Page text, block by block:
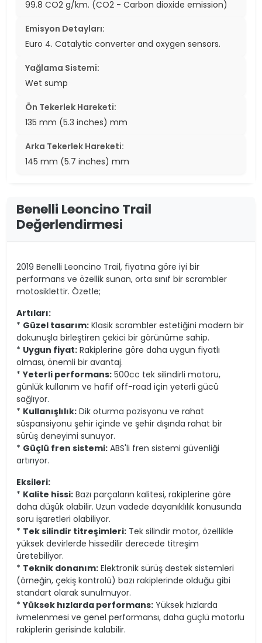
99.8 CO2 g/km. (CO2 - Carbon dioxide emission)
Emisyon Detayları:
Euro 4. Catalytic converter and oxygen sensors.
Yağlama Sistemi:
Wet sump
Ön Tekerlek Hareketi:
135 mm (5.3 inches) mm
Arka Tekerlek Hareketi:
145 mm (5.7 inches) mm
Benelli Leoncino Trail
Değerlendirmesi
2019 Benelli Leoncino Trail, fiyatına göre iyi bir
performans ve özellik sunan, orta sınıf bir scrambler
motosiklettir. Özetle;
Artıları:
* Güzel tasarım: Klasik scrambler estetiğini modern bir
dokunuşla birleştiren çekici bir görünüme sahip.
* Uygun fiyat: Rakiplerine göre daha uygun fiyatlı
olması, önemli bir avantaj.
*Yeterli performans: 500cc tek silindirli motoru,
günlük kullanım ve hafif off-road için yeterli gücü
sağlıyor.
* Kullanışlılık: Dik oturma pozisyonu ve rahat
süspansiyonu şehir içinde ve şehir dışında rahat bir
sürüş deneyimi sunuyor.
* Güçlü fren sistemi: ABS'li fren sistemi güvenliği
artırıyor.
Eksileri:
* Kalite hissi: Bazı parçaların kalitesi, rakiplerine göre
daha düşük olabilir. Uzun vadede dayanıklılık konusunda
soru işaretleri olabiliyor.
* Tek silindir titreşimleri: Tek silindir motor, özellikle
yüksek devirlerde hissedilir derecede titreşim
üretebiliyor.
* Teknik donanım: Elektronik sürüş destek sistemleri
(örneğin, çekiş kontrolü) bazı rakiplerinde olduğu gibi
standart olarak sunulmuyor.
*Yüksek hızlarda performans: Yüksek hızlarda
ivmelenmesi ve genel performansı, daha güçlü motorlu
rakiplerin gerisinde kalabilir.